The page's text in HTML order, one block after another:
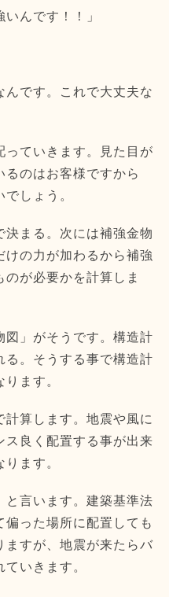
いんです！！」
んです。これで大丈夫な
っていきます。見た目が
るのはお客様ですから
しょう。
まる。次には補強金物
けの力が加わるから補強
が必要かを計算しま
図」がそうです。構造計
る。そうする事で構造計
ます。
算します。地震や風に
ス良く配置する事が出来
ます。
と言います。建築基準法
偏った場所に配置しても
ますが、地震が来たらバ
いきます。